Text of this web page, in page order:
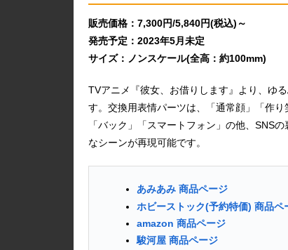
販売価格：7,300円/5,840円(税込)～
発売予定：2023年5月未定
サイズ：ノンスケール(全高：約100mm)
TVアニメ『彼女、お借りします』より、ゆ
す。交換用表情パーツは、「通常顔」「作
「バック」「スマートフォン」の他、SNS
なシーンが再現可能です。
あみあみ 商品ページ
ホビーストック(予約特価) 商品ペ
amazon 商品ページ
駿河屋 商品ページ